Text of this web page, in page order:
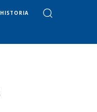
HISTORIA